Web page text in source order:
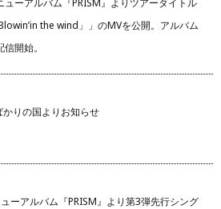
the wind」」のMVを公開。アルバム
開始。
かりの国よりお知らせ
ーアルバム『PRISM』より第3弾先行シング